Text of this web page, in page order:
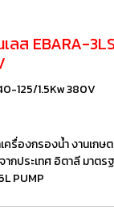
ลส EBARA-
125/1.5Kw 380V
ครื่องกรองน้ำ งานเกษ
กประเทศ อิตาลี มาตร
PUMP